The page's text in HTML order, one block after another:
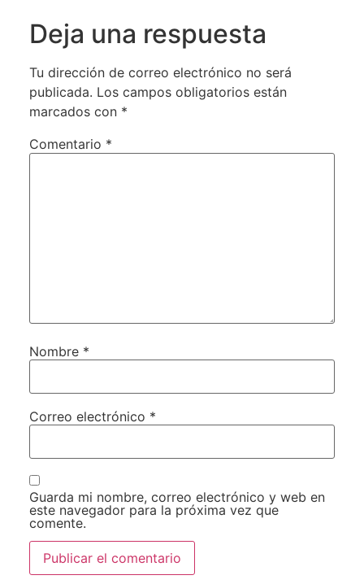
Deja una respuesta
Tu dirección de correo electrónico no será
publicada. Los campos obligatorios están
marcados con *
Comentario *
Nombre *
Correo electrónico *
Guarda mi nombre, correo electrónico y web en
este navegador para la próxima vez que
comente.